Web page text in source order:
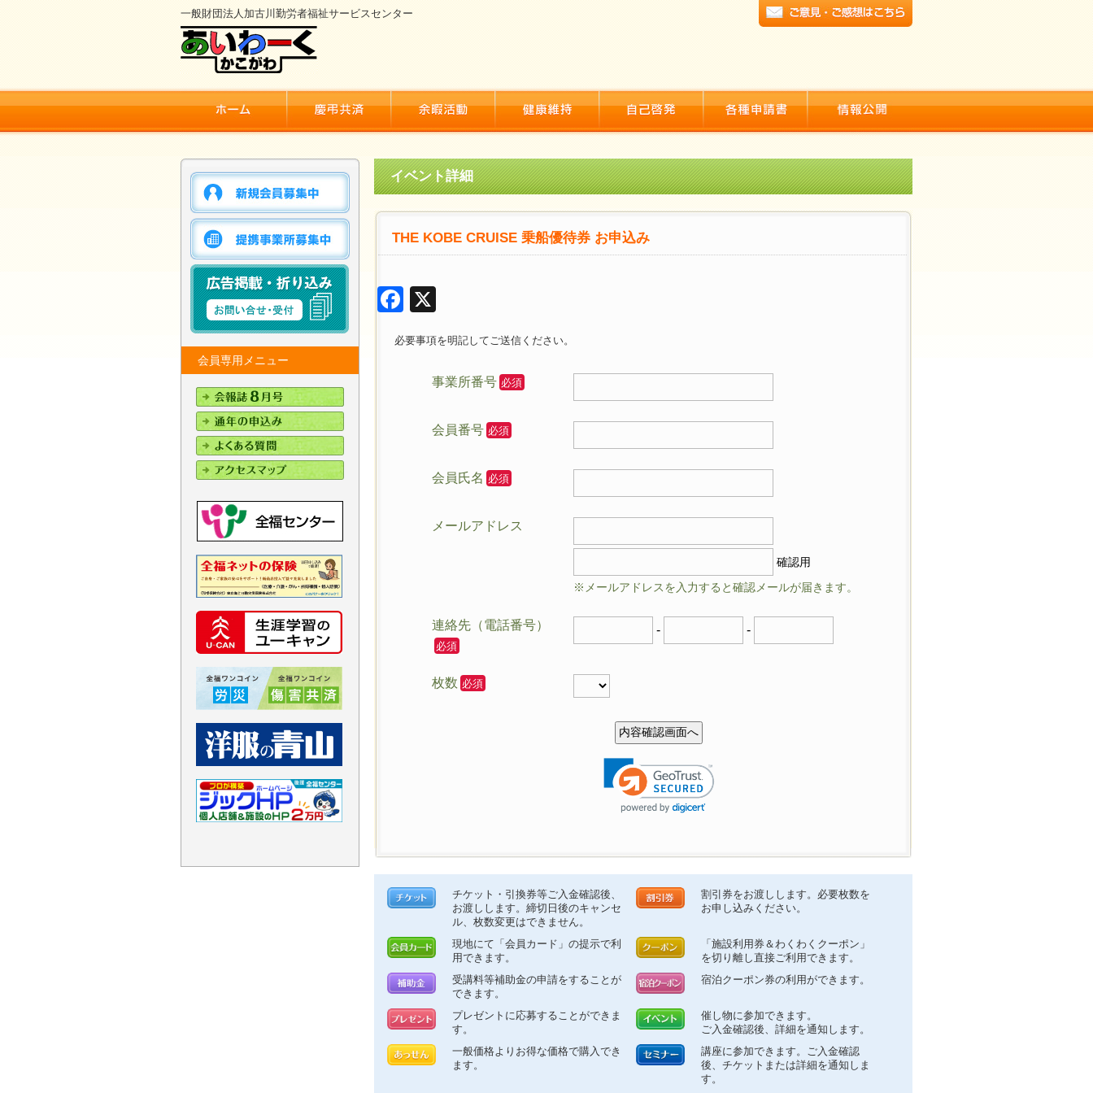
一般財団法人加古川勤労者福祉サービスセンター
会員専用メニュー
イベント詳細
THE KOBE CRUISE 乗船優待券 お申込み
Facebook
必要事項を明記してご送信ください。
チケット・引換券等ご入金確認後、
お渡しします。締切日後のキャンセ
ル、枚数変更はできません。
割引券をお渡しします。必要枚数を
お申し込みください。
現地にて「会員カード」の提示で利
用できます。
「施設利用券＆わくわくクーポン」
を切り離し直接ご利用できます。
受講料等補助金の申請をすることが
できます。
宿泊クーポン券の利用ができます。
プレゼントに応募することができま
す。
催し物に参加できます。
ご入金確認後、詳細を通知します。
一般価格よりお得な価格で購入でき
ます。
講座に参加できます。ご入金確認
後、チケットまたは詳細を通知しま
す。